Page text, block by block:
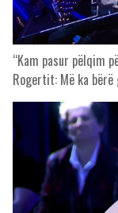
“Kam pasur pëlqim
Rogertit: Më ka bërë